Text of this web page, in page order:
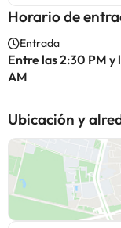
Horario de
Entrada
Entre las 2:30 PM y
AM
Ubicación y